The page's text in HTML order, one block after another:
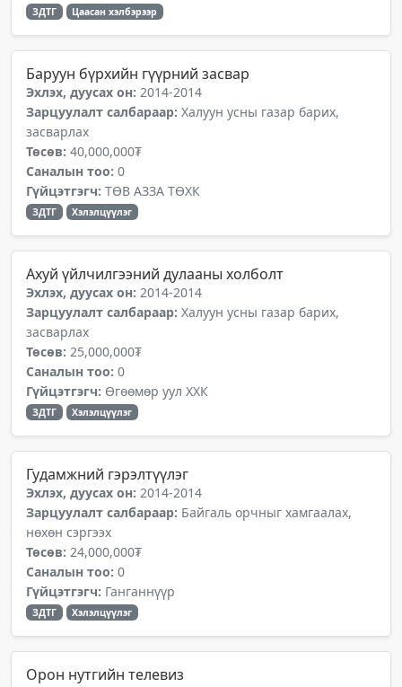
ЗДТГ Цаасан хэлбэрээр
Баруун бүрхийн гүүрний засвар
Эхлэх, дуусах он: 2014-2014
Зарцуулалт салбараар: Халуун усны газар барих,
засварлах
Төсөв: 40,000,000₮
Саналын тоо: 0
Гүйцэтгэгч: ТӨВ АЗЗА ТӨХК
ЗДТГ Хэлэлцүүлэг
Ахуй үйлчилгээний дулааны холболт
Эхлэх, дуусах он: 2014-2014
Зарцуулалт салбараар: Халуун усны газар барих,
засварлах
Төсөв: 25,000,000₮
Саналын тоо: 0
Гүйцэтгэгч: Өгөөмөр уул ХХК
ЗДТГ Хэлэлцүүлэг
Гудамжний гэрэлтүүлэг
Эхлэх, дуусах он: 2014-2014
Зарцуулалт салбараар: Байгаль орчныг хамгаалах,
нөхөн сэргээх
Төсөв: 24,000,000₮
Саналын тоо: 0
Гүйцэтгэгч: Ганганнүүр
ЗДТГ Хэлэлцүүлэг
Орон нутгийн телевиз